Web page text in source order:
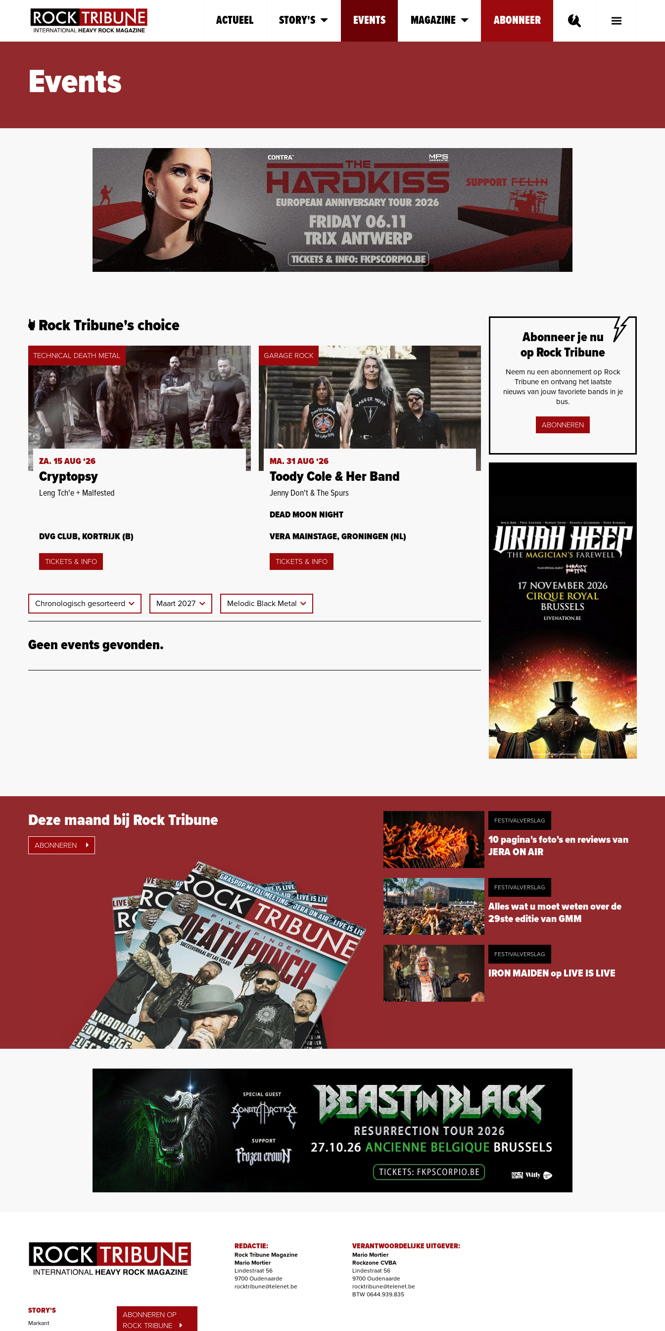
ACTUEEL STORY'S EVENTS MAGAZINE ABONNEER
Toggle
Events
Rock Tribune's choice
TECHNICAL DEATH METAL
ZA. 15 AUG ‘26
Cryptopsy
Leng Tch'e + Malfested
DVG CLUB, KORTRIJK (B)
TICKETS & INFO
GARAGE ROCK
MA. 31 AUG ‘26
Toody Cole & Her Band
Jenny Don't & The Spurs
DEAD MOON NIGHT
VERA MAINSTAGE, GRONINGEN (NL)
TICKETS & INFO
Chronologisch gesorteerd Maart 2027 Melodic Black Metal
Geen events gevonden.
Abonneer je nu
op Rock Tribune
Neem nu een abonnement op Rock
Tribune en ontvang het laatste
nieuws van jouw favoriete bands in je
bus.
ABONNEREN
Deze maand bij Rock Tribune
ABONNEREN
FESTIVALVERSLAG
10 pagina's foto's en reviews van
JERA ON AIR
FESTIVALVERSLAG
Alles wat u moet weten over de
29ste editie van GMM
FESTIVALVERSLAG
IRON MAIDEN op LIVE IS LIVE
STORY'S
Markant
ABONNEREN OP
ROCK TRIBUNE
REDACTIE:
Rock Tribune Magazine
Mario Mortier
Lindestraat 56
9700 Oudenaarde
rocktribune@telenet.be
VERANTWOORDELIJKE UITGEVER:
Mario Mortier
Rockzone CVBA
Lindestraat 56
9700 Oudenaarde
rocktribune@telenet.be
BTW 0644.939.835